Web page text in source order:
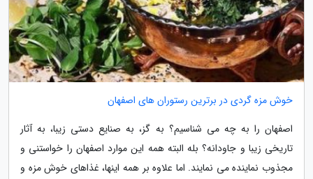
خوش مزه گردی در برترین رستوران های اصفهان
اصفهان را به چه می شناسیم؟ به گز، به صنایع دستی زیبا، به آثار
تاریخی زیبا و جاودانه؟ بله البته همه این موارد اصفهان را خواستنی و
مجذوب نماینده می نمایند. اما علاوه بر همه اینها، غذاهای خوش مزه و